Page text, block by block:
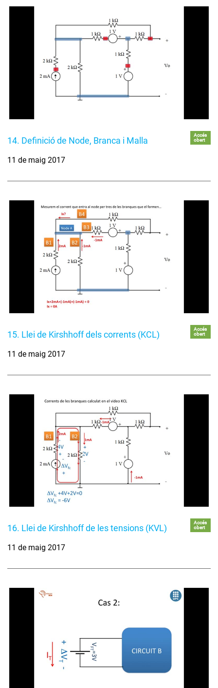
14. Definició de Node, Branca i Malla
Accés
obert
11 de maig 2017
15. Llei de Kirshhoff dels corrents (KCL)
Accés
obert
11 de maig 2017
16. Llei de Kirshhoff de les tensions (KVL)
Accés
obert
11 de maig 2017